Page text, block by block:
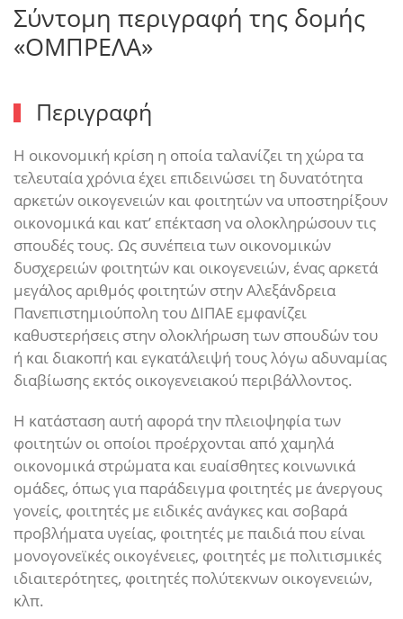
Σύντομη περιγραφή της δομής
«ΟΜΠΡΕΛΑ»
Περιγραφή
Η οικονομική κρίση η οποία ταλανίζει τη χώρα τα
τελευταία χρόνια έχει επιδεινώσει τη δυνατότητα
αρκετών οικογενειών και φοιτητών να υποστηρίξουν
οικονομικά και κατ’ επέκταση να ολοκληρώσουν τις
σπουδές τους. Ως συνέπεια των οικονομικών
δυσχερειών φοιτητών και οικογενειών, ένας αρκετά
μεγάλος αριθμός φοιτητών στην Αλεξάνδρεια
Πανεπιστημιούπολη του ΔΙΠΑΕ εμφανίζει
καθυστερήσεις στην ολοκλήρωση των σπουδών του
ή και διακοπή και εγκατάλειψή τους λόγω αδυναμίας
διαβίωσης εκτός οικογενειακού περιβάλλοντος.
Η κατάσταση αυτή αφορά την πλειοψηφία των
φοιτητών οι οποίοι προέρχονται από χαμηλά
οικονομικά στρώματα και ευαίσθητες κοινωνικά
ομάδες, όπως για παράδειγμα φοιτητές με άνεργους
γονείς, φοιτητές με ειδικές ανάγκες και σοβαρά
προβλήματα υγείας, φοιτητές με παιδιά που είναι
μονογονεϊκές οικογένειες, φοιτητές με πολιτισμικές
ιδιαιτερότητες, φοιτητές πολύτεκνων οικογενειών,
κλπ.